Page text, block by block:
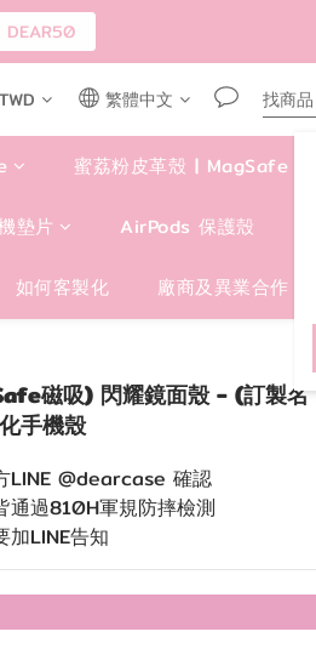
DEAR50
TWD 繁體中文
蜜荔粉皮革殼 | MagSafe
墊片 AirPods 保護殼
如何客製化 廠商及異業合作
磁吸) 閃耀鏡面殼 - (訂製名
手機殼
LINE @dearcase 確認
通過810H軍規防摔檢測
加LINE告知